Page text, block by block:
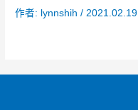
作者: lynnshih/ 2021.02.19